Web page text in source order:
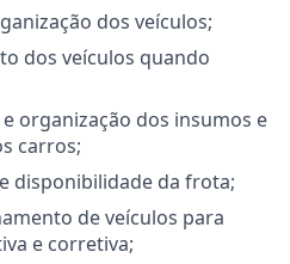
dos veículos;
dos veículos quando
organização dos insumos e
carros;
disponibilidade da frota;
de veículos para
e corretiva;